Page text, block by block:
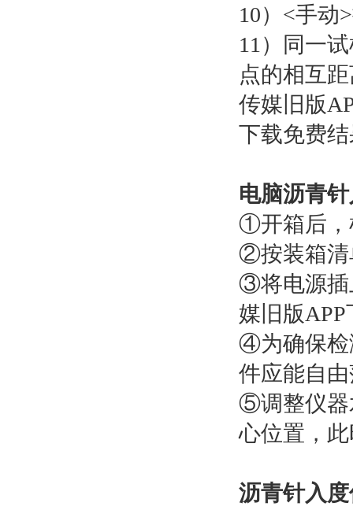
10）<手动>
11）同一试
点的相互
传媒旧版
下载免费结果
电脑沥青
①开箱后
②按装箱清
③将电源插
媒旧版APP
④为确保检
件应能自由
⑤调整仪器
心位置，
沥青针入度